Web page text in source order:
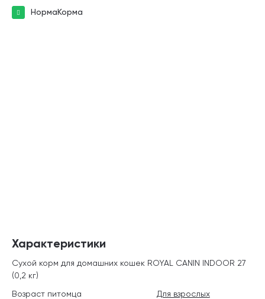
НормаКорма
Характеристики
Сухой корм для домашних кошек ROYAL CANIN INDOOR 27
(0,2 кг)
Возраст питомца
Для взрослых